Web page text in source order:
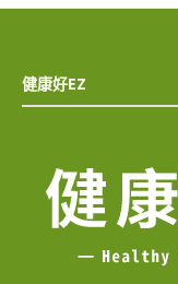
健康好EZ